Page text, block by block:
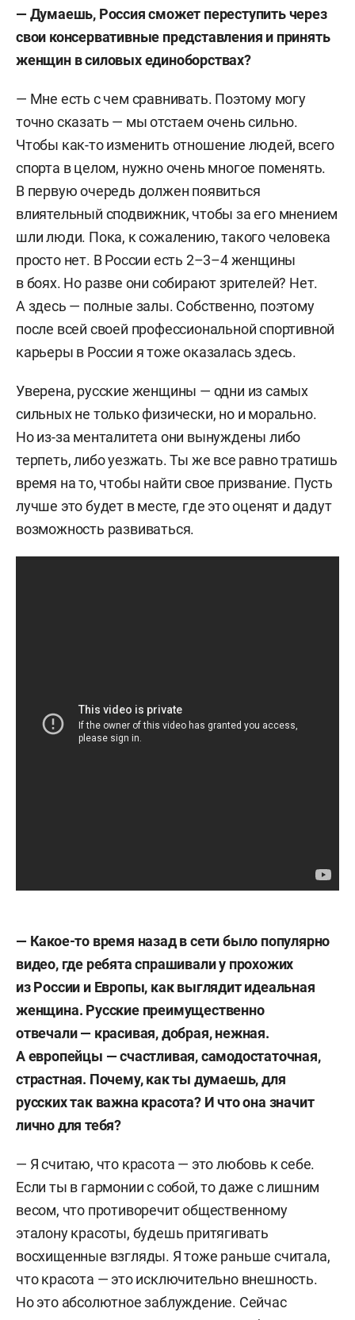
— Думаешь, Россия сможет переступить через
свои консервативные представления и принять
женщин в силовых единоборствах?
— Мне есть с чем сравнивать. Поэтому могу
точно сказать — мы отстаем очень сильно.
Чтобы как-то изменить отношение людей, всего
спорта в целом, нужно очень многое поменять.
В первую очередь должен появиться
влиятельный сподвижник, чтобы за его мнением
шли люди. Пока, к сожалению, такого человека
просто нет. В России есть 2–3–4 женщины
в боях. Но разве они собирают зрителей? Нет.
А здесь — полные залы. Собственно, поэтому
после всей своей профессиональной спортивной
карьеры в России я тоже оказалась здесь.
Уверена, русские женщины — одни из самых
сильных не только физически, но и морально.
Но из-за менталитета они вынуждены либо
терпеть, либо уезжать. Ты же все равно тратишь
время на то, чтобы найти свое призвание. Пусть
лучше это будет в месте, где это оценят и дадут
возможность развиваться.
— Какое-то время назад в сети было популярно
видео, где ребята спрашивали у прохожих
из России и Европы, как выглядит идеальная
женщина. Русские преимущественно
отвечали — красивая, добрая, нежная.
А европейцы — счастливая, самодостаточная,
страстная. Почему, как ты думаешь, для
русских так важна красота? И что она значит
лично для тебя?
— Я считаю, что красота — это любовь к себе.
Если ты в гармонии с собой, то даже с лишним
весом, что противоречит общественному
эталону красоты, будешь притягивать
восхищенные взгляды. Я тоже раньше считала,
что красота — это исключительно внешность.
Но это абсолютное заблуждение. Сейчас